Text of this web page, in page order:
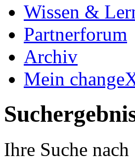
Wissen &
Partnerforum
Archiv
Mein
Ihre Suche nach